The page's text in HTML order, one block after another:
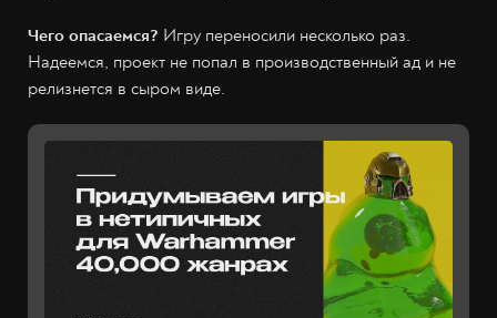
Чего опасаемся? Игру переносили несколько раз.
Надеемся, проект не попал в производственный ад и не
релизнется в сыром виде.